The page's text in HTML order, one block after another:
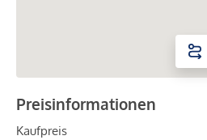
Preisinformationen
Kaufpreis